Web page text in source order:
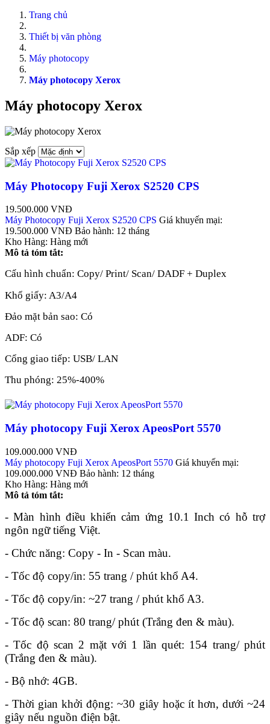
Trang chủ
Thiết bị văn phòng
Máy photocopy
Máy photocopy Xerox
Máy photocopy Xerox
Sắp xếp
Máy Photocopy Fuji Xerox S2520 CPS
19.500.000 VNĐ
Máy Photocopy Fuji Xerox S2520 CPS Giá khuyến mại:
19.500.000 VNĐ Bảo hành: 12 tháng
Kho Hàng: Hàng mới
Mô tả tóm tắt:
Cấu hình chuẩn: Copy/ Print/ Scan/ DADF + Duplex
Khổ giấy: A3/A4
Đảo mặt bản sao: Có
ADF: Có
Cổng giao tiếp: USB/ LAN
Thu phóng: 25%-400%
Máy photocopy Fuji Xerox ApeosPort 5570
109.000.000 VNĐ
Máy photocopy Fuji Xerox ApeosPort 5570 Giá khuyến mại:
109.000.000 VNĐ Bảo hành: 12 tháng
Kho Hàng: Hàng mới
Mô tả tóm tắt:
- Màn hình điều khiển cảm ứng 10.1 Inch có hỗ trợ
ngôn ngữ tiếng Việt.
- Chức năng: Copy - In - Scan màu.
- Tốc độ copy/in: 55 trang / phút khổ A4.
- Tốc độ copy/in: ~27 trang / phút khổ A3.
- Tốc độ scan: 80 trang/ phút (Trắng đen & màu).
- Tốc độ scan 2 mặt với 1 lần quét: 154 trang/ phút
(Trắng đen & màu).
- Bộ nhớ: 4GB.
- Thời gian khởi động: ~30 giây hoặc ít hơn, dưới ~24
giây nếu nguồn điện bật.